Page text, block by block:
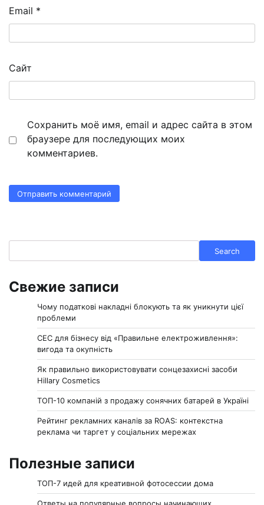
Email *
Сайт
Сохранить моё имя, email и адрес сайта в этом
браузере для последующих моих
комментариев.
Search
Свежие записи
Чому податкові накладні блокують та як уникнути цієї
проблеми
СЕС для бізнесу від «Правильне електроживлення»:
вигода та окупність
Як правильно використовувати сонцезахисні засоби
Hillary Cosmetics
ТОП-10 компаній з продажу сонячних батарей в Україні
Рейтинг рекламних каналів за ROAS: контекстна
реклама чи таргет у соціальних мережах
Полезные записи
ТОП-7 идей для креативной фотосессии дома